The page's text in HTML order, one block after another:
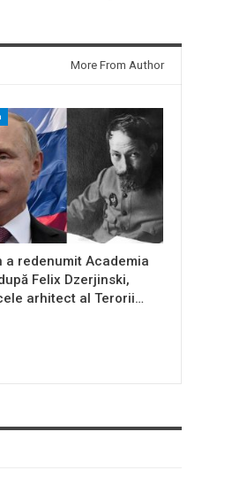
More From Author
a redenumit Academia
Felix Dzerjinski,
arhitect al Terorii…